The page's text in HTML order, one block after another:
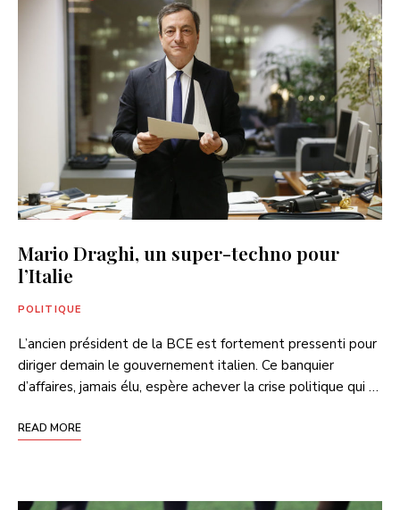
Mario Draghi, un super-techno pour
l’Italie
POLITIQUE
L’ancien président de la BCE est fortement pressenti pour
diriger demain le gouvernement italien. Ce banquier
d’affaires, jamais élu, espère achever la crise politique qui …
READ MORE